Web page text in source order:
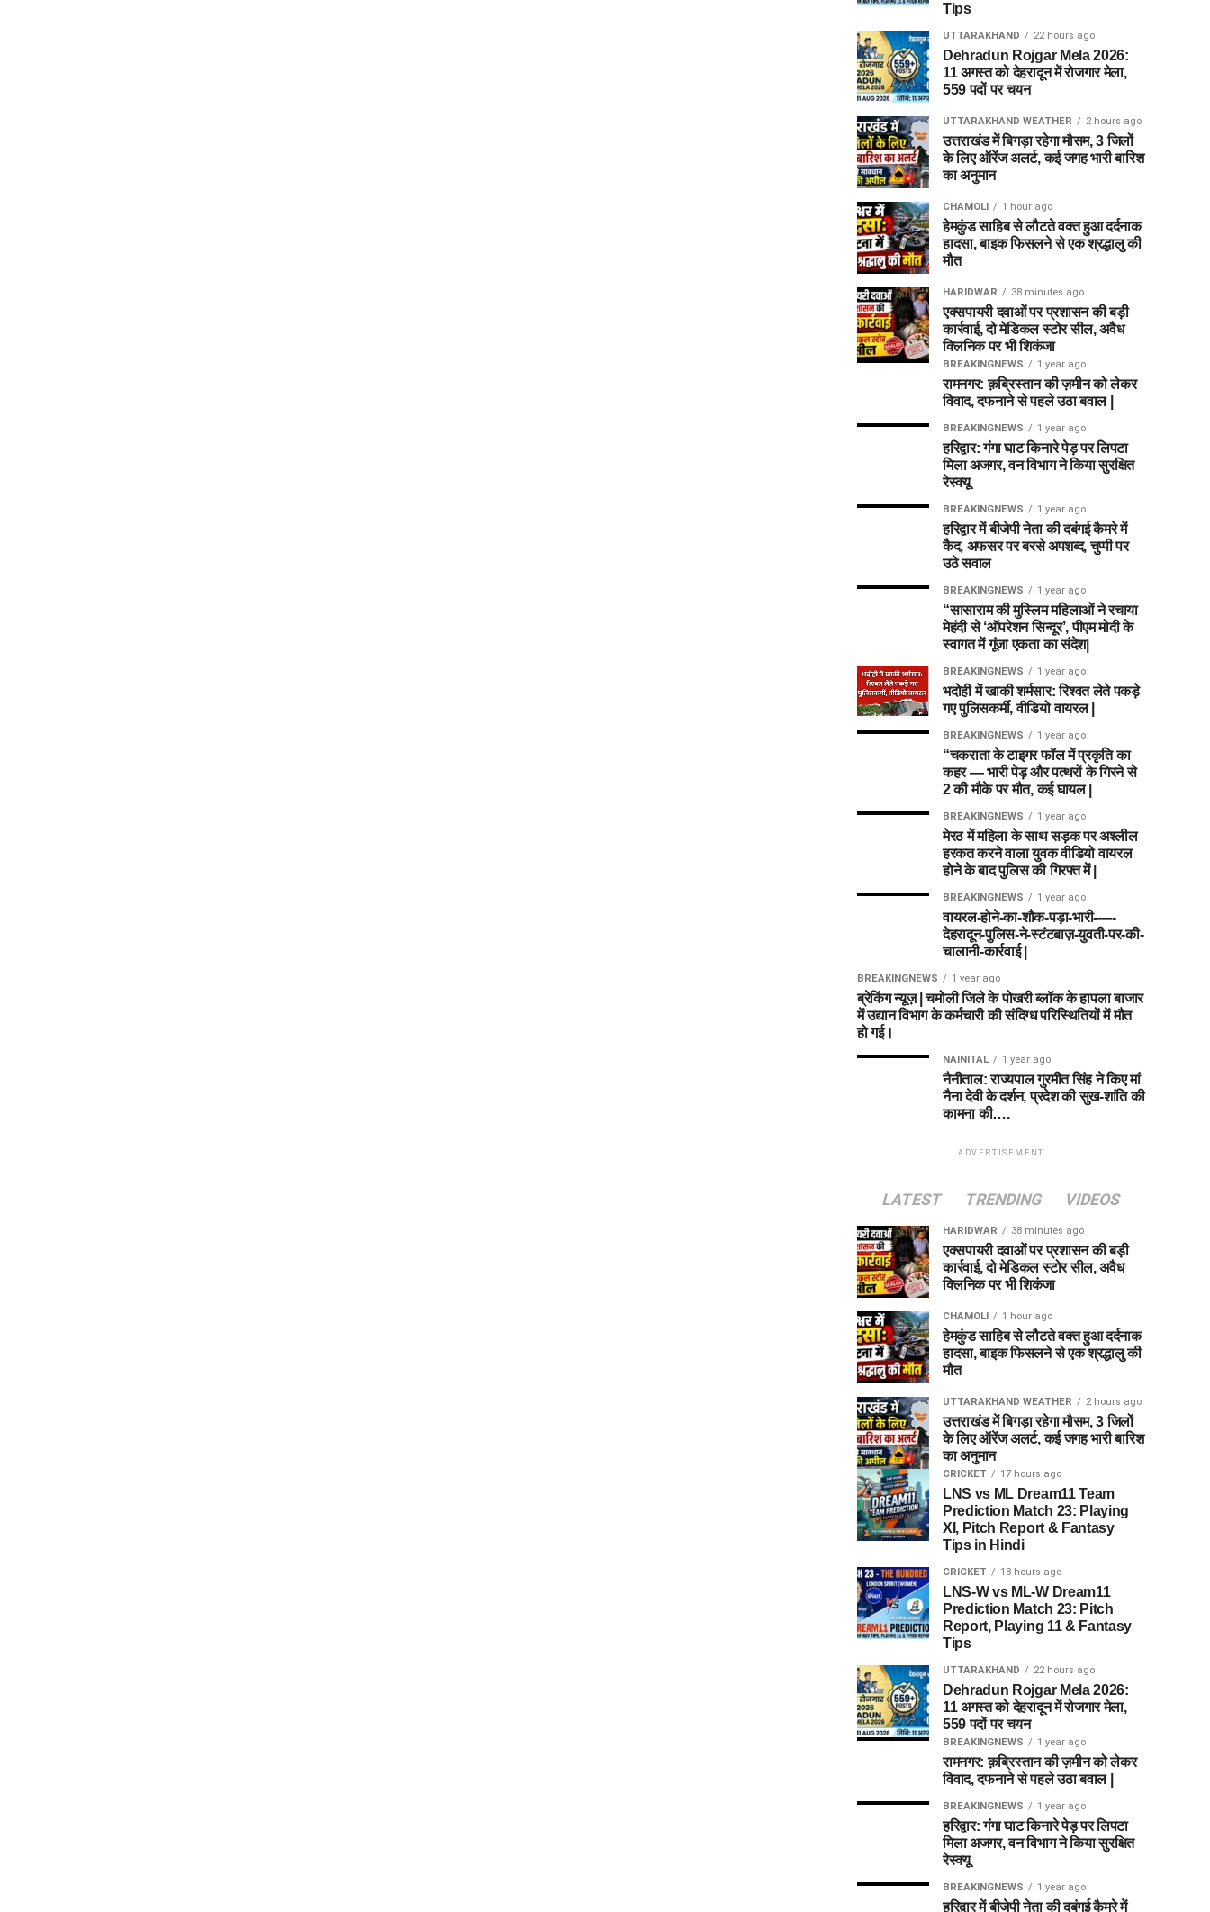
Tips
UTTARAKHAND 22 hours ago
Dehradun Rojgar Mela 2026:
11 अगस्त को देहरादून में रोजगार मेला,
559 पदों पर चयन
UTTARAKHAND WEATHER 2 hours ago
उत्तराखंड में बिगड़ा रहेगा मौसम, 3 जिलों
के लिए ऑरेंज अलर्ट, कई जगह भारी बारिश
का अनुमान
CHAMOLI 1 hour ago
हेमकुंड साहिब से लौटते वक्त हुआ दर्दनाक
हादसा, बाइक फिसलने से एक श्रद्धालु की
मौत
HARIDWAR 38 minutes ago
एक्सपायरी दवाओं पर प्रशासन की बड़ी
कार्रवाई, दो मेडिकल स्टोर सील, अवैध
क्लिनिक पर भी शिकंजा
BREAKINGNEWS 1 year ago
रामनगर: क़ब्रिस्तान की ज़मीन को लेकर
विवाद, दफनाने से पहले उठा बवाल |
BREAKINGNEWS 1 year ago
हरिद्वार: गंगा घाट किनारे पेड़ पर लिपटा
मिला अजगर, वन विभाग ने किया सुरक्षित
रेस्क्यू
BREAKINGNEWS 1 year ago
हरिद्वार में बीजेपी नेता की दबंगई कैमरे में
कैद, अफसर पर बरसे अपशब्द, चुप्पी पर
उठे सवाल
BREAKINGNEWS 1 year ago
“सासाराम की मुस्लिम महिलाओं ने रचाया
मेहंदी से ‘ऑपरेशन सिन्दूर’, पीएम मोदी के
स्वागत में गूंजा एकता का संदेश|
BREAKINGNEWS 1 year ago
भदोही में खाकी शर्मसार: रिश्वत लेते पकड़े
गए पुलिसकर्मी, वीडियो वायरल |
BREAKINGNEWS 1 year ago
“चकराता के टाइगर फॉल में प्रकृति का
कहर — भारी पेड़ और पत्थरों के गिरने से
2 की मौके पर मौत, कई घायल |
BREAKINGNEWS 1 year ago
मेरठ में महिला के साथ सड़क पर अश्लील
हरकत करने वाला युवक वीडियो वायरल
होने के बाद पुलिस की गिरफ्त में |
BREAKINGNEWS 1 year ago
वायरल-होने-का-शौक-पड़ा-भारी-—-
देहरादून-पुलिस-ने-स्टंटबाज़-युवती-पर-की-
चालानी-कार्रवाई |
BREAKINGNEWS 1 year ago
ब्रेकिंग न्यूज़ | चमोली जिले के पोखरी ब्लॉक के हापला बाजार
में उद्यान विभाग के कर्मचारी की संदिग्ध परिस्थितियों में मौत
हो गई।
NAINITAL 1 year ago
नैनीताल: राज्यपाल गुरमीत सिंह ने किए मां
नैना देवी के दर्शन, प्रदेश की सुख-शांति की
कामना की….
ADVERTISEMENT
LATEST TRENDING VIDEOS
HARIDWAR 38 minutes ago
एक्सपायरी दवाओं पर प्रशासन की बड़ी
कार्रवाई, दो मेडिकल स्टोर सील, अवैध
क्लिनिक पर भी शिकंजा
CHAMOLI 1 hour ago
हेमकुंड साहिब से लौटते वक्त हुआ दर्दनाक
हादसा, बाइक फिसलने से एक श्रद्धालु की
मौत
UTTARAKHAND WEATHER 2 hours ago
उत्तराखंड में बिगड़ा रहेगा मौसम, 3 जिलों
के लिए ऑरेंज अलर्ट, कई जगह भारी बारिश
का अनुमान
CRICKET 17 hours ago
LNS vs ML Dream11 Team
Prediction Match 23: Playing
XI, Pitch Report & Fantasy
Tips in Hindi
CRICKET 18 hours ago
LNS-W vs ML-W Dream11
Prediction Match 23: Pitch
Report, Playing 11 & Fantasy
Tips
UTTARAKHAND 22 hours ago
Dehradun Rojgar Mela 2026:
11 अगस्त को देहरादून में रोजगार मेला,
559 पदों पर चयन
BREAKINGNEWS 1 year ago
रामनगर: क़ब्रिस्तान की ज़मीन को लेकर
विवाद, दफनाने से पहले उठा बवाल |
BREAKINGNEWS 1 year ago
हरिद्वार: गंगा घाट किनारे पेड़ पर लिपटा
मिला अजगर, वन विभाग ने किया सुरक्षित
रेस्क्यू
BREAKINGNEWS 1 year ago
हरिद्वार में बीजेपी नेता की दबंगई कैमरे में